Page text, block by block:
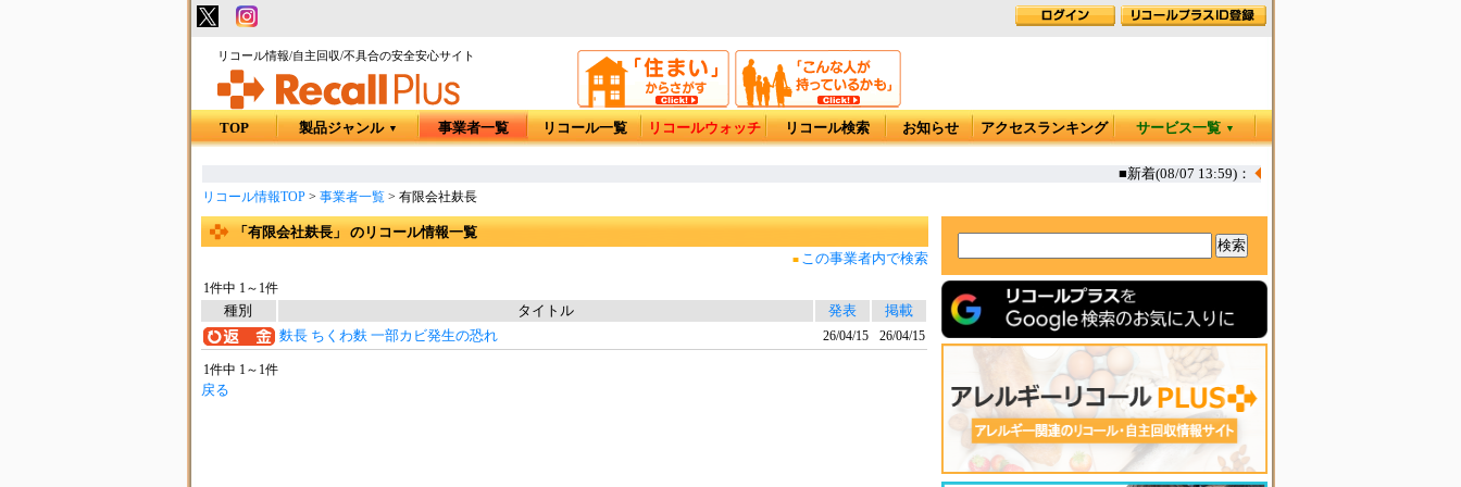
リコール情報/自主回収/不具合の安全安心サイト
TOP 製品ジャンル ▼ 事業者一覧 リコール一覧 リコールウォッチ リコール検索 お知らせ アクセスランキング サービス一覧 ▼
■新着(08/07 13:59)： ◆
リコール情報TOP> 事業者一覧> 有限会社麸長
「有限会社麸長」 のリコール情報一覧
■ この事業者内で検索
1件中 1～1件
種別 タイトル 発表
掲載
麩長 ちくわ麩 一部カビ発生の恐れ
26/04/15 26/04/15
1件中 1～1件
戻る